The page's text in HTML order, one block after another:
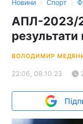
Новини Спорт
АПЛ-2023/
результати
ВОЛОДИМИР
22:06, 08.10.23